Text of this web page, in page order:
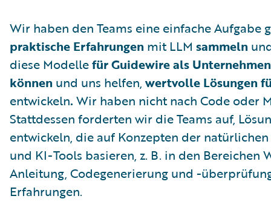
Wir haben den Teams eine einfache Aufgabe
praktische Erfahrungen mit LLM sammeln
diese Modellefür Guidewire als
können und uns helfen, wertvolle Lösungen
entwickeln. Wir haben nicht nach Code oder
Stattdessen forderten wir die Teams auf,
entwickeln, die auf Konzepten der
und KI-Tools basieren, z. B. in den Bereichen
Anleitung, Codegenerierung und -
Erfahrungen.